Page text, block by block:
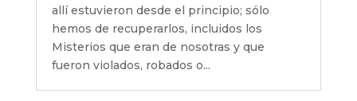
allí estuvieron desde el principio; sólo
hemos de recuperarlos, incluidos los
Misterios que eran de nosotras y que
fueron violados, robados o...